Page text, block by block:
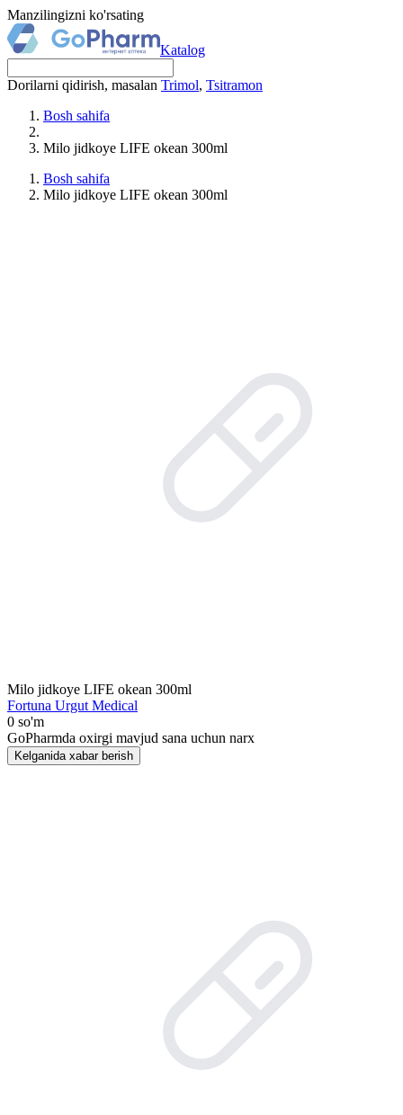
Manzilingizni ko'rsating
Katalog
Dorilarni qidirish, masalan Trimol, Tsitramon
Bosh sahifa
Milo jidkoye LIFE okean 300ml
Bosh sahifa
Milo jidkoye LIFE okean 300ml
Milo jidkoye LIFE okean 300ml
Fortuna Urgut Medical
0 so'm
GoPharmda oxirgi mavjud sana uchun narx
Kelganida xabar berish